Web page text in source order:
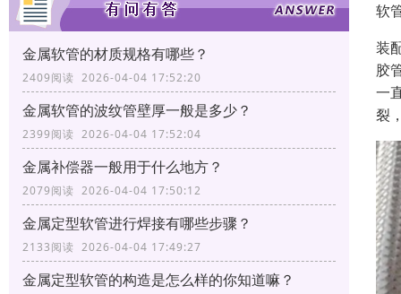
金属软管的材质规格有哪些？
2409阅读 2026-04-04 17:52:20
金属软管的波纹管壁厚一般是多少？
2399阅读 2026-04-04 17:52:04
金属补偿器一般用于什么地方？
2079阅读 2026-04-04 17:50:12
金属定型软管进行焊接有哪些步骤？
2133阅读 2026-04-04 17:49:27
金属定型软管的构造是怎么样的你知道嘛？
软
装
胶
一
裂